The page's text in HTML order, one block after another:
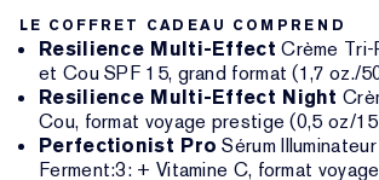
LE COFFRET CADEAU COMPREND
Resilience Multi-Effect Crème
et Cou SPF 15, grand format (1,7 oz./
Resilience Multi-Effect Night
Cou, format voyage prestige (0,5 oz/15
Perfectionist Pro Sérum
Ferment:3: + Vitamine C, format